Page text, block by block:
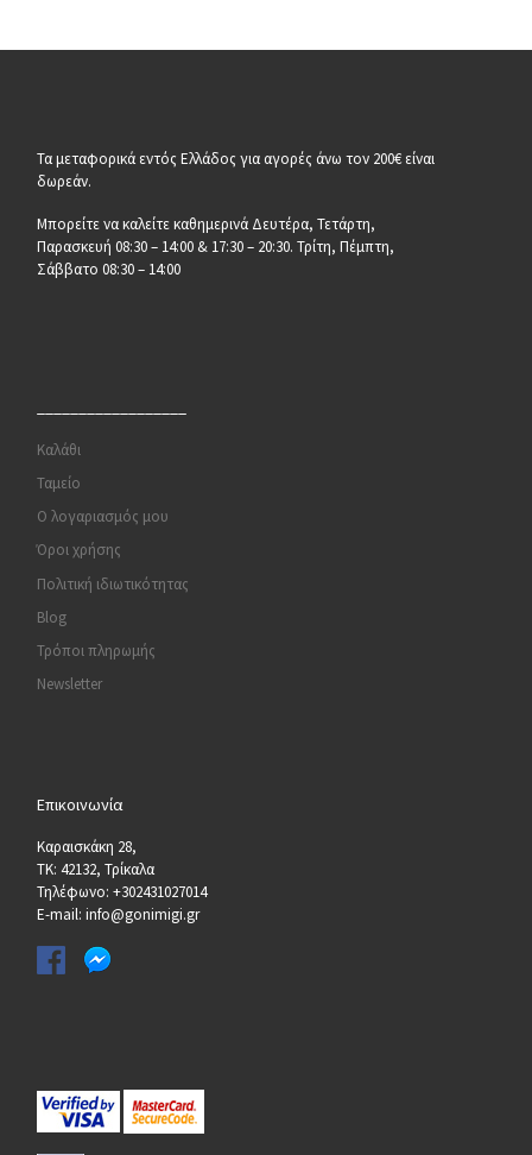
Τα μεταφορικά εντός Ελλάδος για αγορές άνω τον 200€ είναι
δωρεάν.
Μπορείτε να καλείτε καθημερινά Δευτέρα, Τετάρτη,
Παρασκευή 08:30 – 14:00 & 17:30 – 20:30. Τρίτη, Πέμπτη,
Σάββατο 08:30 – 14:00
Καλάθι
Ταμείο
Ο λογαριασμός μου
Όροι χρήσης
Πολιτική ιδιωτικότητας
Blog
Τρόποι πληρωμής
Newsletter
Επικοινωνία
Καραισκάκη 28,
ΤΚ: 42132, Τρίκαλα
Τηλέφωνο: +302431027014
E-mail: info@gonimigi.gr